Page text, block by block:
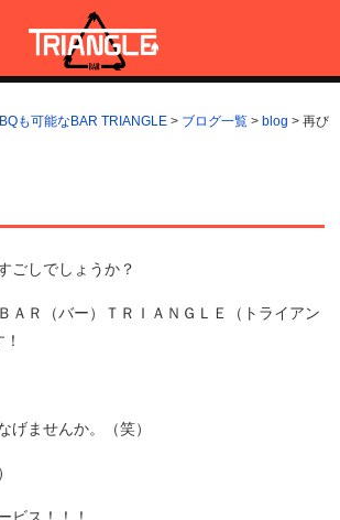
も可能なBAR TRIANGLE
クの貸切BBQも可能なBAR TRIANGLE(バー・
も可能なBAR TRIANGLE > ブログ一覧 > blog > 再び
ごしでしょうか？
ＡＲ（バー）ＴＲＩＡＮＧＬＥ（トライアン
げませんか。（笑）